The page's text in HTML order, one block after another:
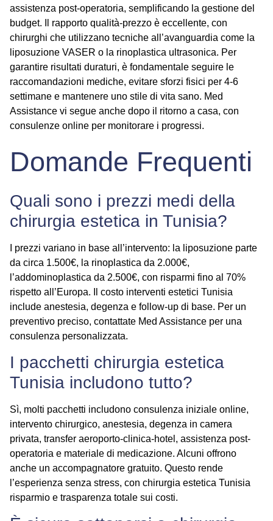
assistenza post-operatoria, semplificando la gestione del
budget. Il rapporto qualità-prezzo è eccellente, con
chirurghi che utilizzano tecniche all’avanguardia come la
liposuzione VASER o la rinoplastica ultrasonica. Per
garantire risultati duraturi, è fondamentale seguire le
raccomandazioni mediche, evitare sforzi fisici per 4-6
settimane e mantenere uno stile di vita sano. Med
Assistance vi segue anche dopo il ritorno a casa, con
consulenze online per monitorare i progressi.
Domande Frequenti
Quali sono i prezzi medi della
chirurgia estetica in Tunisia?
I prezzi variano in base all’intervento: la liposuzione parte
da circa 1.500€, la rinoplastica da 2.000€,
l’addominoplastica da 2.500€, con risparmi fino al 70%
rispetto all’Europa. Il costo interventi estetici Tunisia
include anestesia, degenza e follow-up di base. Per un
preventivo preciso, contattate Med Assistance per una
consulenza personalizzata.
I pacchetti chirurgia estetica
Tunisia includono tutto?
Sì, molti pacchetti includono consulenza iniziale online,
intervento chirurgico, anestesia, degenza in camera
privata, transfer aeroporto-clinica-hotel, assistenza post-
operatoria e materiale di medicazione. Alcuni offrono
anche un accompagnatore gratuito. Questo rende
l’esperienza senza stress, con chirurgia estetica Tunisia
risparmio e trasparenza totale sui costi.